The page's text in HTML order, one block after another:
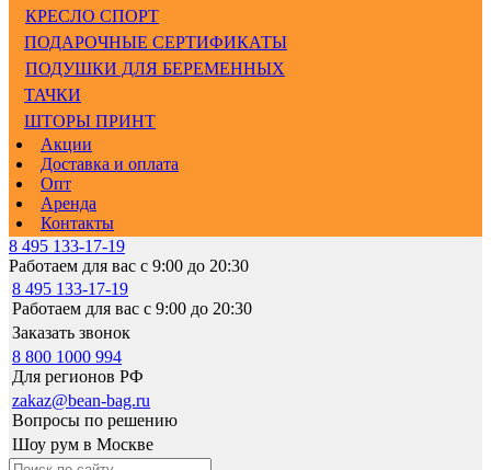
КРЕСЛО СПОРТ
ПОДАРОЧНЫЕ СЕРТИФИКАТЫ
ПОДУШКИ ДЛЯ БЕРЕМЕННЫХ
ТАЧКИ
ШТОРЫ ПРИНТ
Акции
Доставка и оплата
Опт
Аренда
Контакты
8 495 133-17-19
Работаем для вас с 9:00 до 20:30
8 495 133-17-19
Работаем для вас с 9:00 до 20:30
Заказать звонок
8 800 1000 994
Для регионов РФ
zakaz@bean-bag.ru
Вопросы по решению
Шоу рум в Москве